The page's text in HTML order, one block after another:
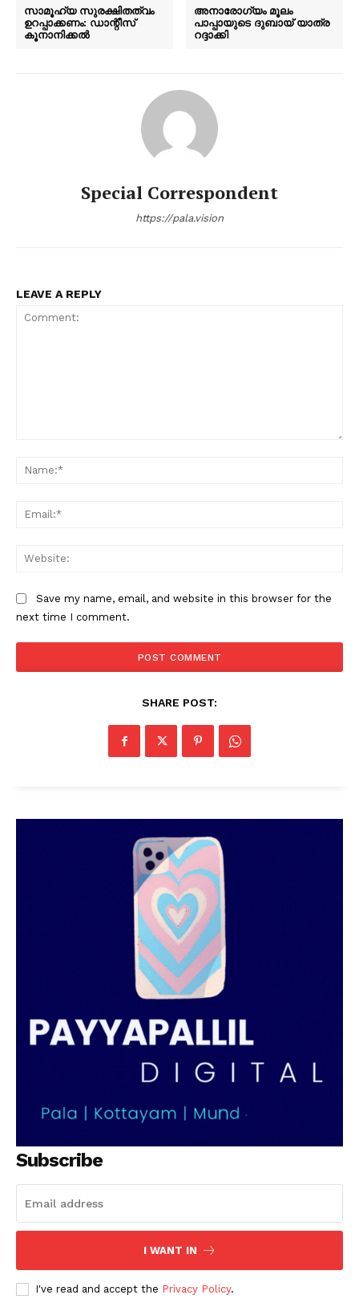
സാമൂഹ്യ സുരക്ഷിതത്വം
ഉറപ്പാക്കണം: ഡാന്റീസ്
കൂനാനിക്കൽ
അനാരോഗ്യം മൂലം
പാപ്പായുടെ ദുബായ് യാത്ര
റദ്ദാക്കി
Special Correspondent
https://pala.vision
LEAVE A REPLY
Save my name, email, and website in this browser for the
next time I comment.
SHARE POST:
Subscribe
I WANT IN
I've read and accept the Privacy Policy.